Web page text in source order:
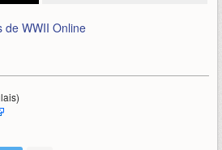
de WWII Online